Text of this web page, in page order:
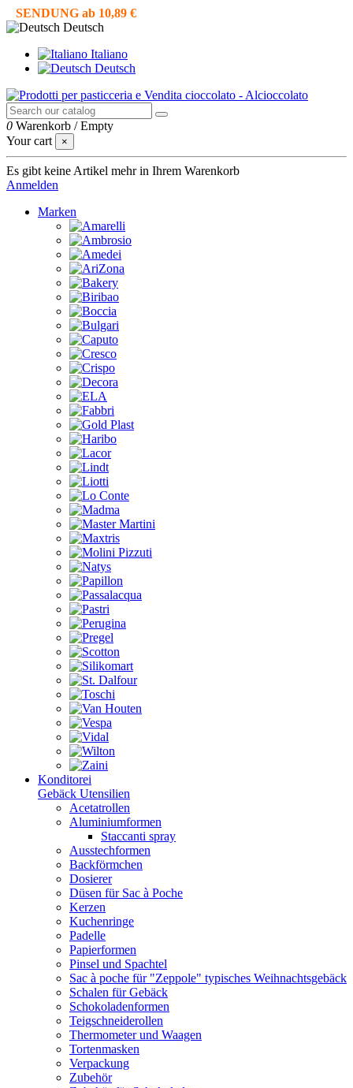
SENDUNG ab 10,89 €
Deutsch
Italiano
Deutsch
0 Warenkorb /Empty
Your cart
×
Es gibt keine Artikel mehr in Ihrem Warenkorb
Anmelden
Marken
Konditorei
Gebäck Utensilien
Acetatrollen
Aluminiumformen
Staccanti spray
Ausstechformen
Backförmchen
Dosierer
Düsen für Sac à Poche
Kerzen
Kuchenringe
Padelle
Papierformen
Pinsel und Spachtel
Sac à poche für "Zeppole" typisches Weihnachtsgebäck
Schalen für Gebäck
Schokoladenformen
Teigschneiderollen
Thermometer und Waagen
Tortenmasken
Verpackung
Zubehör